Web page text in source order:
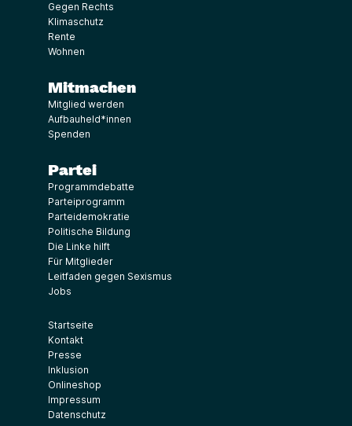
Gegen Rechts
Klimaschutz
Rente
Wohnen
Mitmachen
Mitglied werden
Aufbauheld*innen
Spenden
Partei
Programmdebatte
Parteiprogramm
Parteidemokratie
Politische Bildung
Die Linke hilft
Für Mitglieder
Leitfaden gegen Sexismus
Jobs
Startseite
Kontakt
Presse
Inklusion
Onlineshop
Impressum
Datenschutz